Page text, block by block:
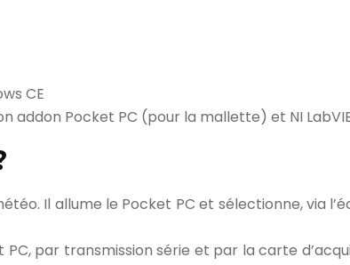
CE
addon Pocket PC (pour la mallette) et NI
Il allume le Pocket PC et sélectionne, via
par transmission série et par la carte